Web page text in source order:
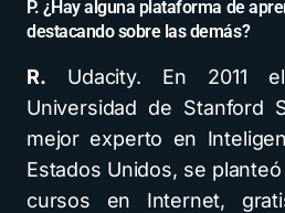
P. ¿Hay alguna plataforma de
destacando sobre las demás?
R. Udacity. En 2011
Universidad de Stanford
mejor experto en
Estados Unidos, se
cursos en Internet,